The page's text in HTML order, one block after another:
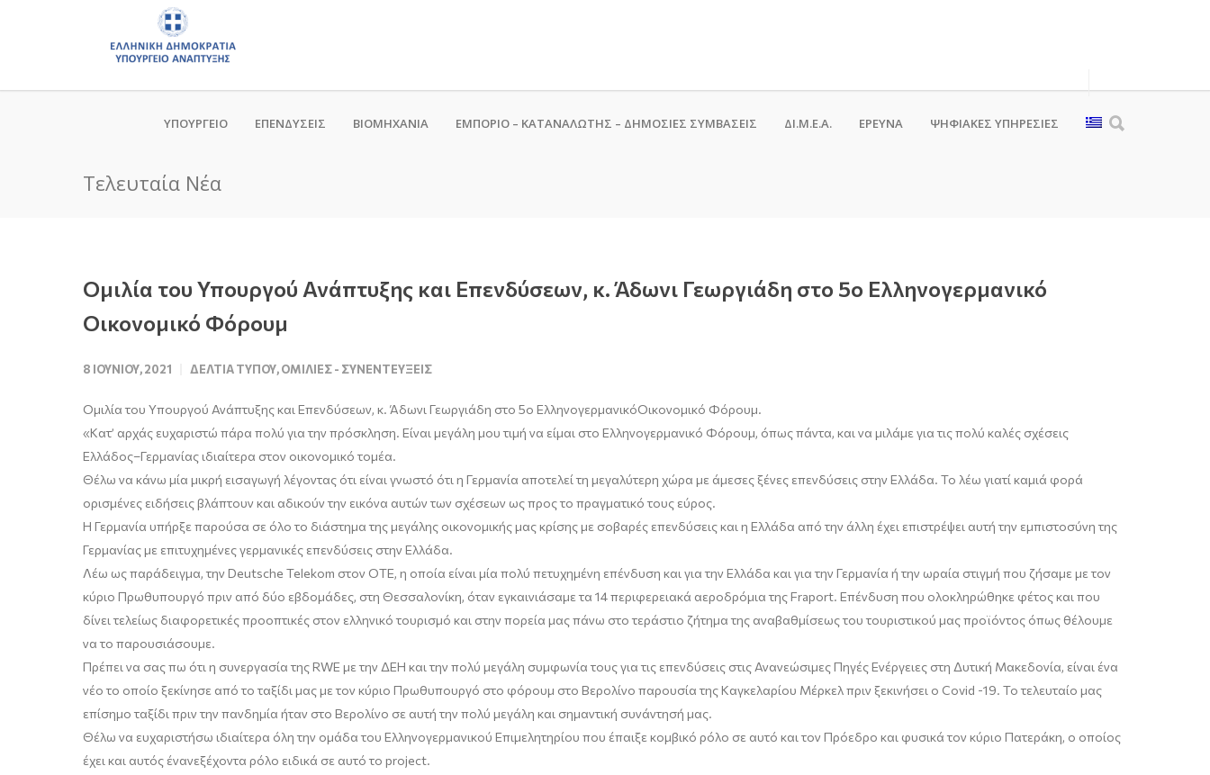
ΥΠΟΥΡΓΕΙΟ ΕΠΕΝΔΥΣΕΙΣ ΒΙΟΜΗΧΑΝΙΑ ΕΜΠΟΡΙΟ – ΚΑΤΑΝΑΛΩΤΗΣ – ΔΗΜΟΣΙΕΣ ΣΥΜΒΑΣΕΙΣ ΔΙ.Μ.Ε.Α. ΕΡΕΥΝΑ ΨΗΦΙΑΚΈΣ ΥΠΗΡΕΣΊΕΣ
Τελευταία Νέα
Ομιλία του Υπουργού Ανάπτυξης και Επενδύσεων, κ. Άδωνι Γεωργιάδη στο 5ο Ελληνογερμανικό
Οικονομικό Φόρουμ
8 ΙΟΥΝΊΟΥ, 2021 ΔΕΛΤΊΑ ΤΎΠΟΥ,ΟΜΙΛΊΕΣ - ΣΥΝΕΝΤΕΎΞΕΙΣ
Ομιλία του Υπουργού Ανάπτυξης και Επενδύσεων, κ. Άδωνι Γεωργιάδη στο 5ο ΕλληνογερμανικόΟικονομικό Φόρουμ.
«Κατ’ αρχάς ευχαριστώ πάρα πολύ για την πρόσκληση. Είναι μεγάλη μου τιμή να είμαι στο Ελληνογερμανικό Φόρουμ, όπως πάντα, και να μιλάμε για τις πολύ καλές σχέσεις
Ελλάδος–Γερμανίας ιδιαίτερα στον οικονομικό τομέα.
Θέλω να κάνω μία μικρή εισαγωγή λέγοντας ότι είναι γνωστό ότι η Γερμανία αποτελεί τη μεγαλύτερη χώρα με άμεσες ξένες επενδύσεις στην Ελλάδα. Το λέω γιατί καμιά φορά
ορισμένες ειδήσεις βλάπτουν και αδικούν την εικόνα αυτών των σχέσεων ως προς το πραγματικό τους εύρος.
Η Γερμανία υπήρξε παρούσα σε όλο το διάστημα της μεγάλης οικονομικής μας κρίσης με σοβαρές επενδύσεις και η Ελλάδα από την άλλη έχει επιστρέψει αυτή την εμπιστοσύνη της
Γερμανίας με επιτυχημένεςγερμανικές επενδύσεις στην Ελλάδα.
Λέω ως παράδειγμα, την Deutsche Telekom στον ΟΤΕ, η οποία είναι μία πολύ πετυχημένη επένδυση και για την Ελλάδα και για την Γερμανία ή την ωραία στιγμή που ζήσαμε με τον
κύριο Πρωθυπουργό πριν από δύο εβδομάδες, στη Θεσσαλονίκη, όταν εγκαινιάσαμε τα 14 περιφερειακά αεροδρόμια τηςFraport. Επένδυση που ολοκληρώθηκε φέτος και που
δίνει τελείως διαφορετικές προοπτικές στον ελληνικό τουρισμό και στην πορεία μας πάνω στο τεράστιο ζήτημα της αναβαθμίσεως του τουριστικού μας προϊόντος όπως θέλουμε
να το παρουσιάσουμε.
Πρέπει να σας πω ότι η συνεργασία της RWE με την ΔΕΗ και την πολύ μεγάλη συμφωνία τουςγια τις επενδύσεις στις Ανανεώσιμες Πηγές Ενέργειες στη Δυτική Μακεδονία, είναι ένα
νέο το οποίο ξεκίνησε από το ταξίδι μας με τον κύριο Πρωθυπουργό στο φόρουμ στο Βερολίνο παρουσία της Καγκελαρίου Μέρκελπριν ξεκινήσει ο Covid -19. To τελευταίο μας
επίσημο ταξίδι πριν την πανδημία ήταν στο Βερολίνο σε αυτή την πολύ μεγάλη και σημαντική συνάντησή μας.
Θέλω να ευχαριστήσω ιδιαίτερα όλη την ομάδα του Ελληνογερμανικού Επιμελητηρίου που έπαιξε κομβικό ρόλο σε αυτό και τον Πρόεδρο και φυσικά τον κύριο Πατεράκη, ο οποίος
έχει και αυτός ένανεξέχοντα ρόλο ειδικά σε αυτό το project.